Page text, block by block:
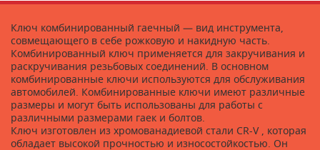
Ключ комбинированный гаечный — вид инструмента,
совмещающего в себе рожковую и накидную часть.
Комбинированный ключ применяется для закручивания и
раскручивания резьбовых соединений. В основном
комбинированные ключи используются для обслуживания
автомобилей. Комбинированные ключи имеют различные
размеры и могут быть использованы для работы с
различными размерами гаек и болтов.
Ключ изготовлен из хромованадиевой стали CR-V , которая
обладает высокой прочностью и износостойкостью. Он